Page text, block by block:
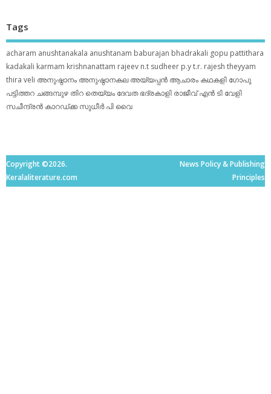
Tags
acharam anushtanakala anushtanam baburajan bhadrakali gopu pattithara
kadakali karmam krishnanattam rajeev n.t sudheer p.yt.r. rajesh theyyam
thira veli അനുഷ്ഠാനം അനുഷ്ഠാനകല അയ്യപ്പന്‍ ആചാരം കഥകളി ഗോപു
പട്ടിത്തറ ചങ്ങമ്പുഴ തിറ തെയ്യം ദേവത ഭദ്രകാളി രാജീവ് എൻ ടി വേളി
സചീന്ദ്രന്‍ കാറഡ്ക്ക സുധീര്‍ പി വൈ
Copyright ©2026.
Keralaliterature.com
News Policy & Publishing
Principles